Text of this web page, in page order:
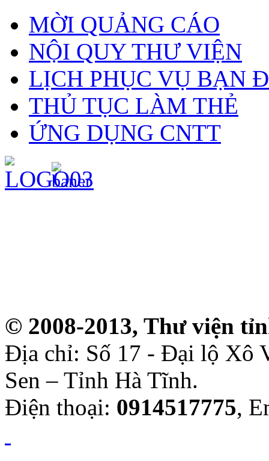
MỜI QUẢNG CÁO
NỘI QUY THƯ VIỆN
LỊCH PHỤC VỤ BẠN
THỦ TỤC LÀM THẺ
ỨNG DỤNG CNTT
© 2008-2013, Thư viện
Địa chỉ: Số 17 - Đại lộ Xô
Sen – Tỉnh Hà Tĩnh.
Điện thoại: 0914517775,